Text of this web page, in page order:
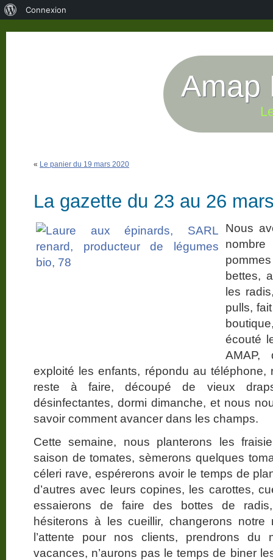
Amap
« Le panier du 19 mars 2020
La gazette du 23 au 26
Nous
bettes,
les
pulls,
écouté
AMAP,
exploité les enfants, répondu au
reste à faire, découpé de vieux
désinfectantes, dormi dimanche, et nous
savoir comment avancer dans les champs.
Cette semaine, nous planterons les
saison de tomates, sèmerons quelques
céleri rave, espérerons avoir le temps de
d’autres avec leurs copines, les carottes,
essaierons de faire des bottes de
hésiterons à les cueillir, changerons notre
l’attente pour nos clients, prendrons du
vacances, n’aurons pas le temps de biner
Connexion